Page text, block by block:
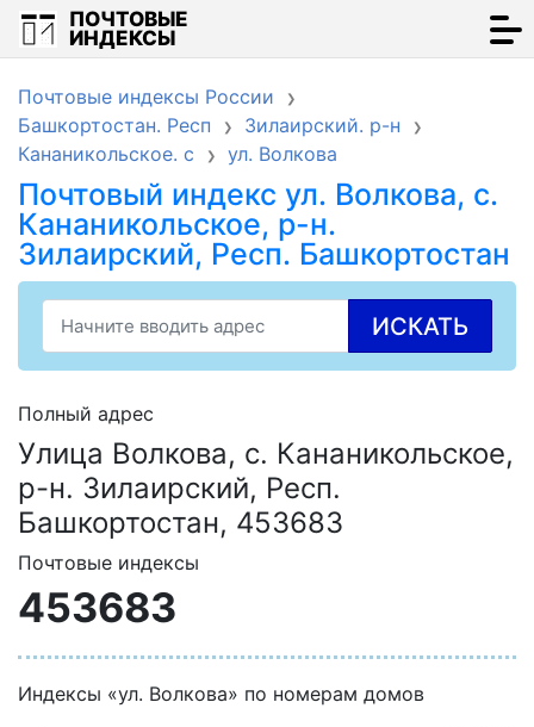
ПОЧТОВЫЕ
ИНДЕКСЫ
Почтовые индексы России
Башкортостан. Респ
Зилаирский. р-н
Кананикольское. с
ул. Волкова
Почтовый индекс ул. Волкова, с.
Кананикольское, р-н.
Зилаирский, Респ. Башкортостан
ИСКАТЬ
Полный адрес
Улица Волкова, с. Кананикольское,
р-н. Зилаирский, Респ.
Башкортостан, 453683
Почтовые индексы
453683
Индексы «ул. Волкова» по номерам домов